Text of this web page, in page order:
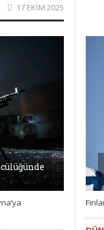
17 EKIM 2025